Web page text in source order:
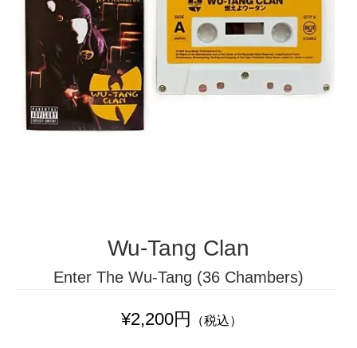
Wu-Tang Clan
Enter The Wu-Tang (36 Chambers)
¥2,200円 （税込）